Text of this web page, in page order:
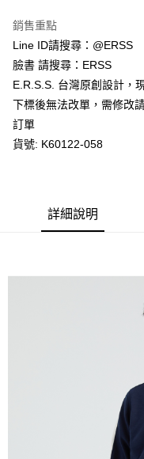
後付繳納相關費用。
※ 交易是否成功請以「
是否繳費成功／繳費後需取
客戶支援中心」https://
【注意事項】
１．透過由恩沛科技股份有
易，需依本服務之必要範圍
２．關於個人資料處理事宜，
４．使用「AFTEE先享後付
時審查核予不同之上限額度
恩沛科技股份有限公司將有
付款後萊爾富取貨
7-11取貨付款
每筆NT$80，滿
付款後7-11取貨
每筆NT$80，滿
銷售重點
Line ID請搜尋：@ERSS
臉書 請搜尋：ERSS
E.R.S.S. 台灣原創設計，
下標後無法改單，需修改
訂單
貨號: K60122-058
詳細說明